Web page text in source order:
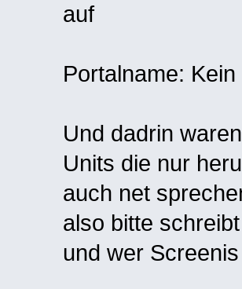
auf
Portalname:
Und dadrin
Units die nur
auch net
also bitte
und wer